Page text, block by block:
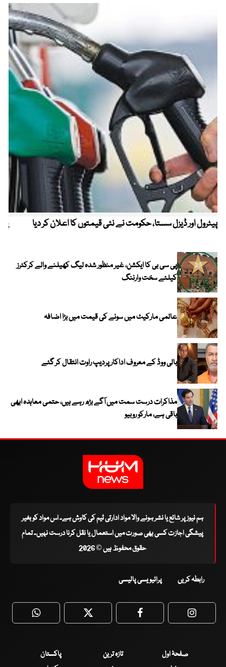
پیٹرول اور ڈیزل سستا، حکومت نے نئی قیمتوں کا اعلان کر دیا
پی سی بی کا ایکشن، غیر منظور شدہ لیگ کھیلنے والے کرکٹرز
کیلئے سخت وارننگ
عالمی مارکیٹ میں سونے کی قیمت میں بڑا اضافہ
بالی ووڈ کے معروف اداکار پردیپ راوت انتقال کر گئے
مذاکرات درست سمت میں آگے بڑھ رہے ہیں، حتمی معاہدہ ابھی
باقی ہے، مارکو روبیو
ہم نیوز پر شائع یا نشر ہونے والا مواد ادارتی ٹیم کی کاوش ہے۔ اس مواد کو بغیر
پیشگی اجازت کسی بھی صورت میں استعمال یا نقل کرنا درست نہیں۔ تمام
حقوق محفوظ ہیں © 2026
رابطہ کریں پرائیویسی پالیسی
WhatsApp Twitter Facebook
صفحۂ اول تازہ ترین
پاکستان